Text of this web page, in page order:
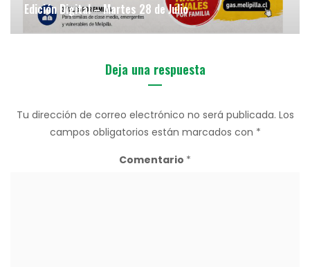
Edición Digital – Martes 28 de Julio
Deja una respuesta
Tu dirección de correo electrónico no será publicada. Los
campos obligatorios están marcados con *
Comentario *